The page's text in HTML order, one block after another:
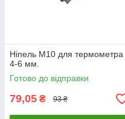
Ніпель М10 для термометра
4-6 мм.
Готово до відправки
79,05 ₴ 93 ₴